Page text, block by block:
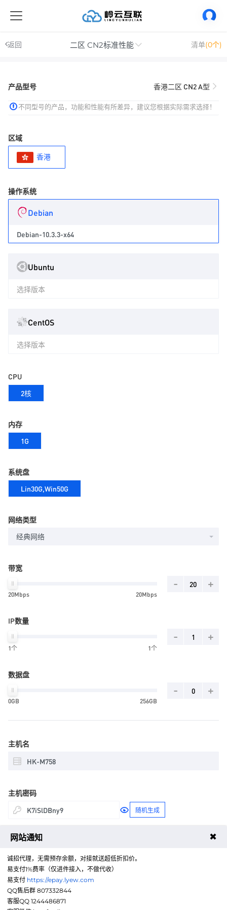
返回 二区 CN2标准性能 清单(0个)
产品型号 香港二区 CN2 A型
不同型号的产品，功能和性能有所差异，建议您根据实际需求选择！
区域
香港
操作系统
Debian
Debian-10.3.3-x64
Ubuntu
选择版本
CentOS
选择版本
CPU
2核
内存
1G
系统盘
Lin30G,Win50G
网络类型
经典网络
带宽
20Mbps 20Mbps
- +
IP数量
1个 1个
- +
数据盘
0GB 256GB
- +
主机名
主机密码
随机生成
周期
月
季 半年 年
网站通知 ✖
诚招代理，无需预存余额，对接就送超低折扣价。
易支付1%费率（仅进件接入，不做代收）
易支付 https://epay.lyew.com
QQ售后群 807332844
客服QQ 1244486871